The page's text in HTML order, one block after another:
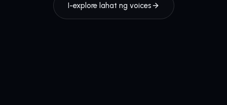
I-explore lahat ng voices